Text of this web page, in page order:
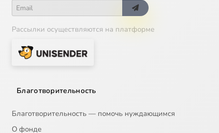
Рассылки осуществляются на платформе
Благотворительность
Благотворительность — помочь нуждающимся
О фонде